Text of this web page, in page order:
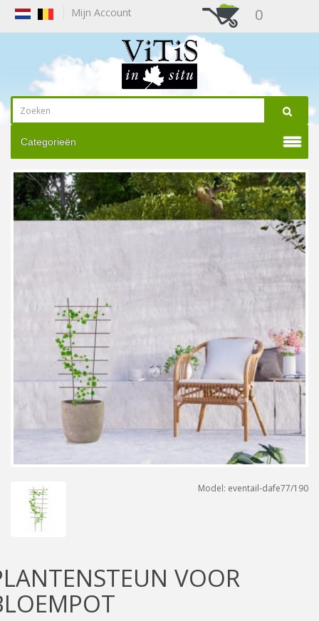
Mijn Account 0
Categorieën
Model: eventail-dafe77/190
VOOR